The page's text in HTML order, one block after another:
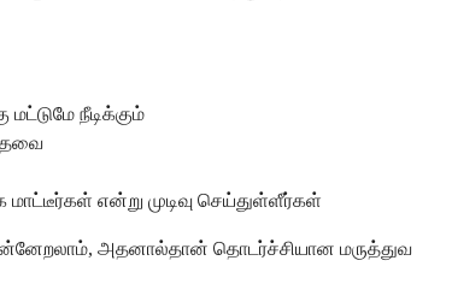
நீடிக்கும்
என்று முடிவு செய்துள்ளீர்கள்
அதனால்தான் தொடர்ச்சியான மருத்துவ